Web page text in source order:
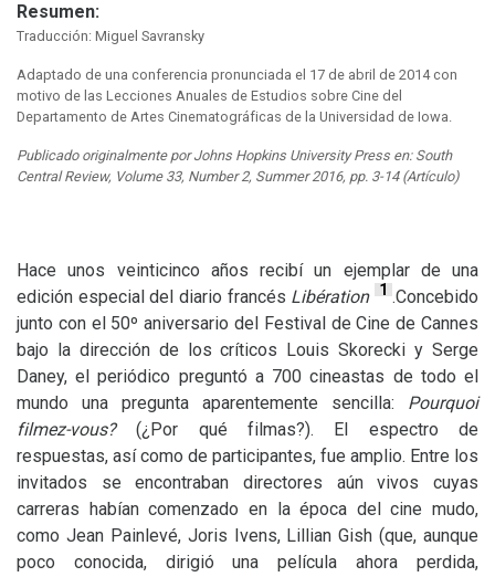
Resumen:
Traducción: Miguel Savransky
Adaptado de una conferencia pronunciada el 17 de abril de 2014 con
motivo de las Lecciones Anuales de Estudios sobre Cine del
Departamento de Artes Cinematográficas de la Universidad de Iowa.
Publicado originalmente por Johns Hopkins University Press en: South
Central Review, Volume 33, Number 2, Summer 2016, pp. 3-14 (Artículo)
Hace unos veinticinco años recibí un ejemplar de una
edición especial del diario francés Libération 1 .Concebido
junto con el 50º aniversario del Festival de Cine de Cannes
bajo la dirección de los críticos Louis Skorecki y Serge
Daney, el periódico preguntó a 700 cineastas de todo el
mundo una pregunta aparentemente sencilla: Pourquoi
filmez-vous?(¿Por qué filmas?). El espectro de
respuestas, así como de participantes, fue amplio. Entre los
invitados se encontraban directores aún vivos cuyas
carreras habían comenzado en la época del cine mudo,
como Jean Painlevé, Joris Ivens, Lillian Gish (que, aunque
poco conocida, dirigió una película ahora perdida,